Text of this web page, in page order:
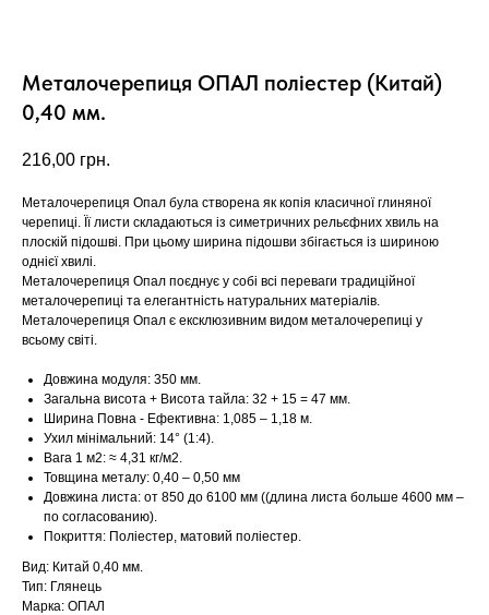
Металочерепиця ОПАЛ поліестер (Китай)
0,40 мм.
216,00 грн.
Металочерепиця Опал була створена як копія класичної глиняної
черепиці. Її листи складаються із симетричних рельєфних хвиль на
плоскій підошві. При цьому ширина підошви збігається із шириною
однієї хвилі.
Металочерепиця Опал поєднує у собі всі переваги традиційної
металочерепиці та елегантність натуральних матеріалів.
Металочерепиця Опал є ексклюзивним видом металочерепиці у
всьому світі.
Довжина модуля: 350 мм.
Загальна висота + Висота тайла: 32 + 15 = 47 мм.
Ширина Повна - Ефективна: 1,085 – 1,18 м.
Ухил мінімальний: 14° (1:4).
Вага 1 м2: ≈ 4,31 кг/м2.
Товщина металу: 0,40 – 0,50 мм
Довжина листа: от 850 до 6100 мм ((длина листа больше 4600 мм –
по согласованию).
Покриття: Поліестер, матовий поліестер.
Вид: Китай 0,40 мм.
Тип: Глянець
Марка: ОПАЛ